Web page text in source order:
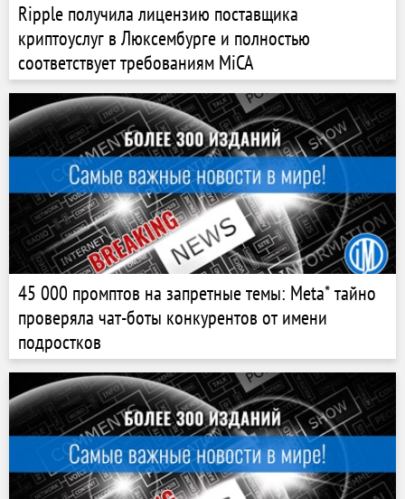
Ripple получила лицензию поставщика
криптоуслуг в Люксембурге и полностью
соответствует требованиям MiCA
45 000 промптов на запретные темы: Meta* тайно
проверяла чат-боты конкурентов от имени
подростков